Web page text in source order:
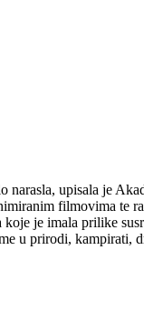
upisala je
filmovima te
je imala prilike
u prirodi, kampirati,